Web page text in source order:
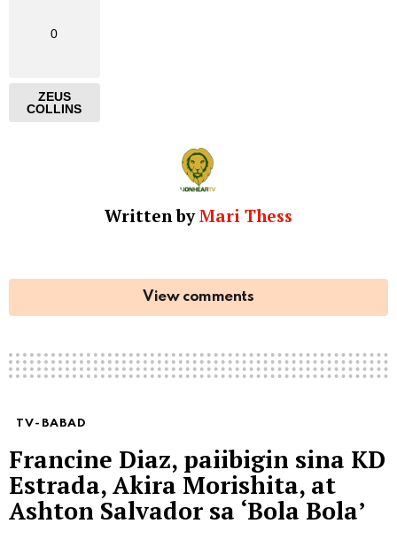
0
ZEUS
COLLINS
Written byMari Thess
View comments
TV-BABAD
Francine Diaz, paiibigin sina KD
Estrada, Akira Morishita, at
Ashton Salvador sa ‘Bola Bola’